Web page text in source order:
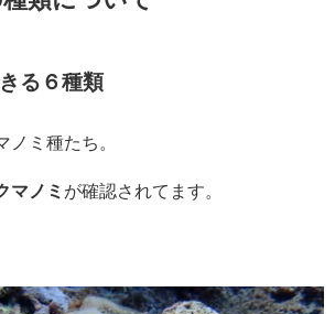
る６種類
ノミ種たち。
マノミ が確認されてます。